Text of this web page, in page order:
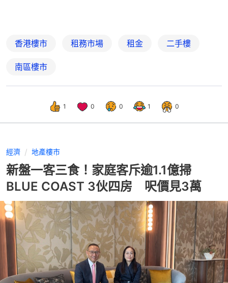
香港樓市 租務市場 租金 二手樓
南區樓市
1 0 0 1 0
經濟 地產樓市
新盤一客三食！家庭客斥逾1.1億掃
BLUE COAST 3伙四房 呎價見3萬